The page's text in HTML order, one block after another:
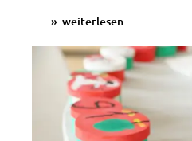
weiterlesen